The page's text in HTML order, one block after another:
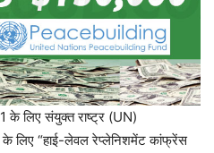
लिए संयुक्त राष्ट्र (UN)
के लिए “हाई-लेवल रेप्लेनिशमेंट कांफ्रेंस